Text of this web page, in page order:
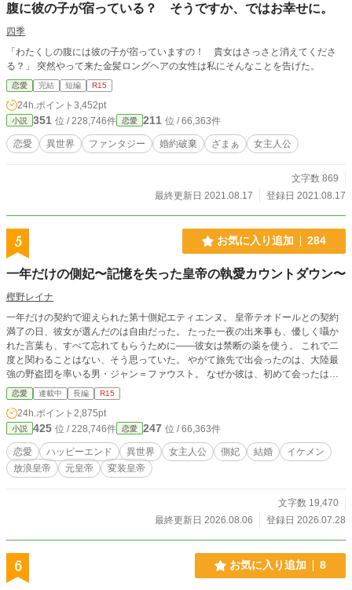
腹に彼の子が宿っている？ そうですか、ではお幸せに。
四季
「わたくしの腹には彼の子が宿っていますの！ 貴女はさっさと消えてくださ
る？」 突然やって来た金髪ロングヘアの女性は私にそんなことを告げた。
恋愛 完結 短編 R15
24h.ポイント 3,452pt
小説 351 位 / 228,746件 恋愛 211 位 / 66,363件
恋愛 異世界 ファンタジー 婚約破棄 ざまぁ 女主人公
文字数 869
最終更新日 2021.08.17
登録日 2021.08.17
5 お気に入り追加 284
一年だけの側妃〜記憶を失った皇帝の執愛カウントダウン〜
樫野レイナ
一年だけの契約で迎えられた第十側妃エティエンヌ。 皇帝テオドールとの契約
満了の日、彼女が選んだのは自由だった。 たった一夜の出来事も、優しく囁か
れた言葉も、すべて忘れてもらうために——彼女は禁断の薬を使う。 これで二
度と関わることはない、そう思っていた。 やがて旅先で出会ったのは、大陸最
強の野盗団を率いる男・ジャン＝ファウスト。 なぜか彼は、初めて会ったはず
のエティエンヌを大切に扱う。 懐かしい声、似た仕草、そして忘れたはずの胸
の痛み。 自由を選んだ元側妃と正体を隠した男。その出会いから、新たな物語
が始まる——。 ※展開ゆっくりです。 気長にお付き合いいただけましたら幸い
です。
恋愛 連載中 長編 R15
24h.ポイント 2,875pt
小説 425 位 / 228,746件 恋愛 247 位 / 66,363件
恋愛 ハッピーエンド 異世界 女主人公 側妃 結婚
イケメン
放浪皇帝
元皇帝 変装皇帝
文字数 19,470
最終更新日 2026.08.06
登録日 2026.07.28
6 お気に入り追加 8